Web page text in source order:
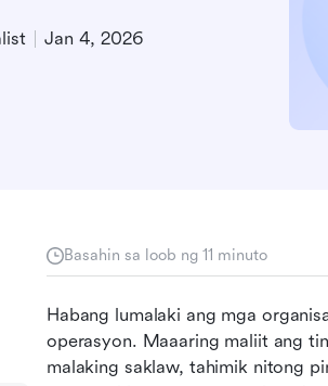
Jan 4, 2026
Basahin sa loob ng 11 minuto
Habang lumalaki ang mga
operasyon. Maaaring maliit ang
malaking saklaw, tahimik nitong